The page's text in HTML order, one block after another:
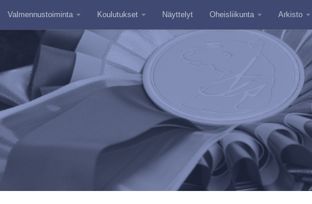
Valmennustoiminta Koulutukset Näyttelyt Oheisliikunta Arkisto